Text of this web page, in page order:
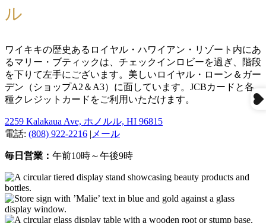
ル
ワイキキの歴史あるロイヤル・ハワイアン・リゾート内にあ
るマリー・ブティックは、チェックインロビーを過ぎ、階段
を下りて左手にございます。美しいロイヤル・ローン＆ガー
デン（ショップA2＆A3）に面しています。JCBカードと各
種クレジットカードをご利用いただけます。
2259 Kalakaua Ave, ホノルル, HI 96815
電話: (808) 922-2216 | メール
毎日営業： 午前10時～午後9時